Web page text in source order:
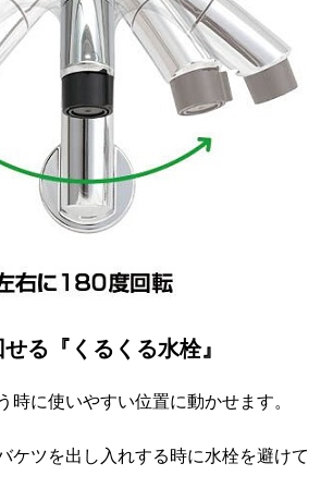
る『くるくる水栓』
時に使いやすい位置に動かせます。
ケツを出し入れする時に水栓を避けて